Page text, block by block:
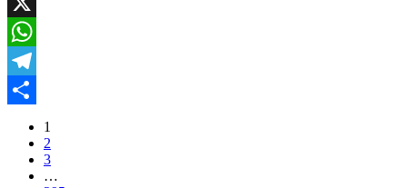
X
WhatsApp
Telegram
1
2
3
…